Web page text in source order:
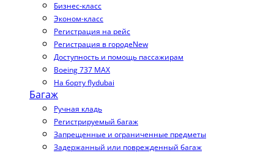
Бизнес-класс
Эконом-класс
Регистрация на рейс
Регистрация в городеNew
Доступность и помощь пассажирам
Boeing 737 MAX
На борту flydubai
Багаж
Ручная кладь
Регистрируемый багаж
Запрещенные и ограниченные предметы
Задержанный или поврежденный багаж